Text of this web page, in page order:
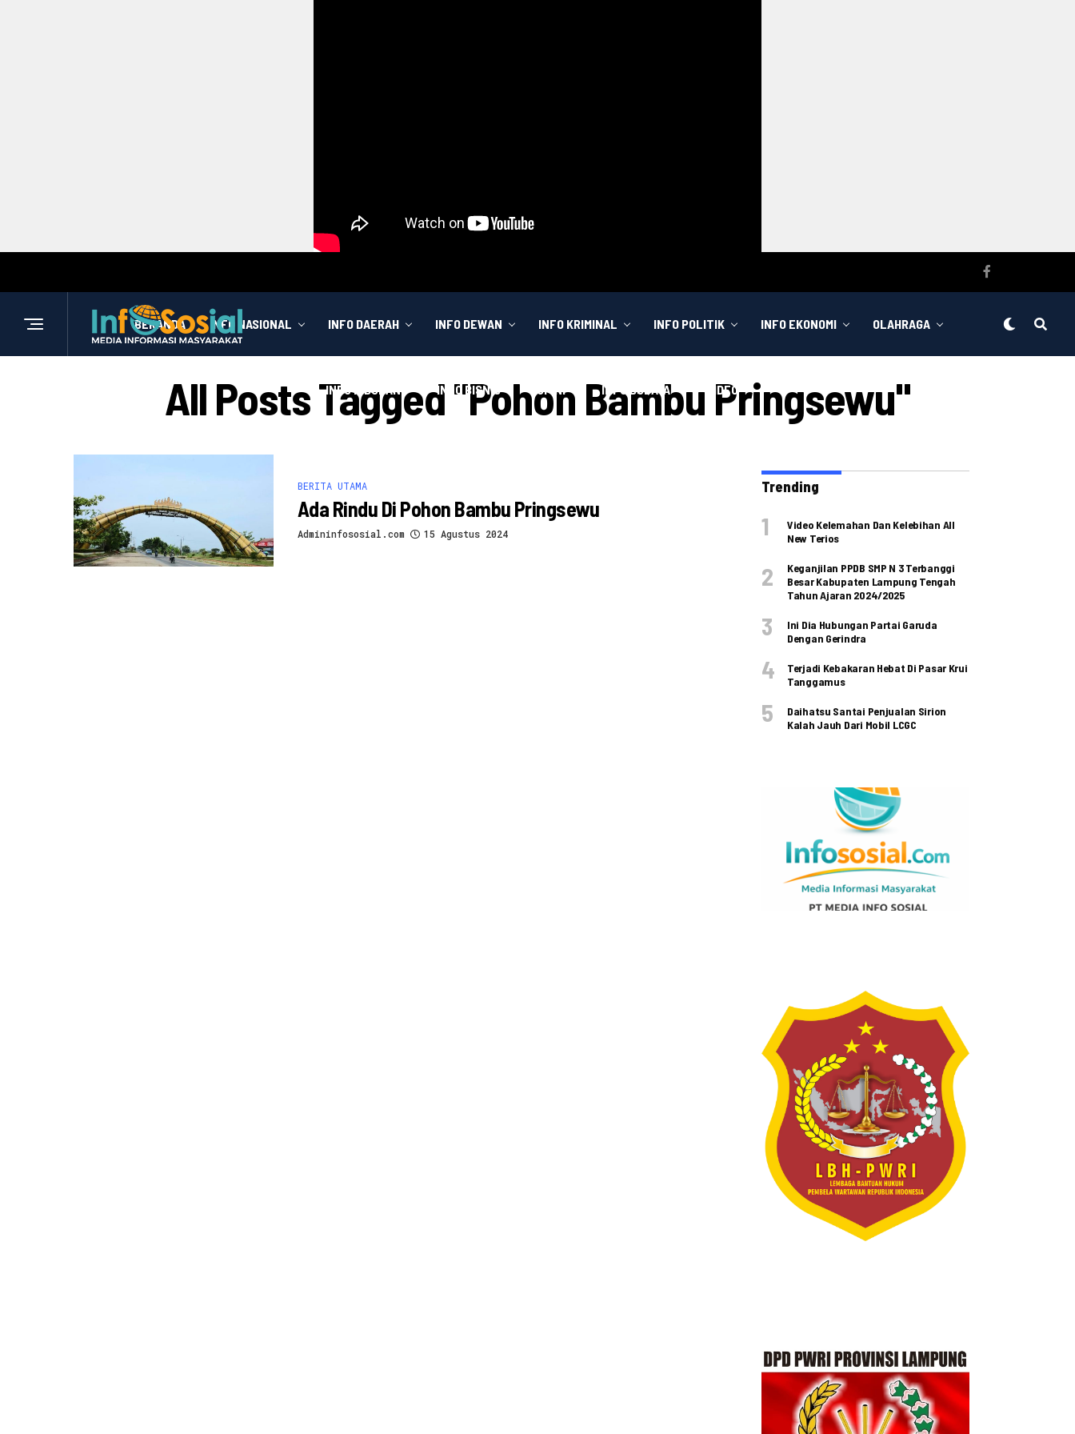
BERANDA INFO NASIONAL INFO DAERAH INFO DEWAN INFO KRIMINAL INFO POLITIK INFO EKONOMI OLAHRAGA
INFO HIBURAN INFO BISNIS OPINI INFO BUDAYA VIDEO
All Posts Tagged "Pohon Bambu Pringsewu"
BERITA UTAMA
Ada Rindu Di Pohon Bambu Pringsewu
Admininfososial.com 15 Agustus 2024
Trending
Video Kelemahan Dan Kelebihan All
New Terios
Keganjilan PPDB SMP N 3 Terbanggi
Besar Kabupaten Lampung Tengah
Tahun Ajaran 2024/2025
Ini Dia Hubungan Partai Garuda
Dengan Gerindra
Terjadi Kebakaran Hebat Di Pasar Krui
Tanggamus
Daihatsu Santai Penjualan Sirion
Kalah Jauh Dari Mobil LCGC